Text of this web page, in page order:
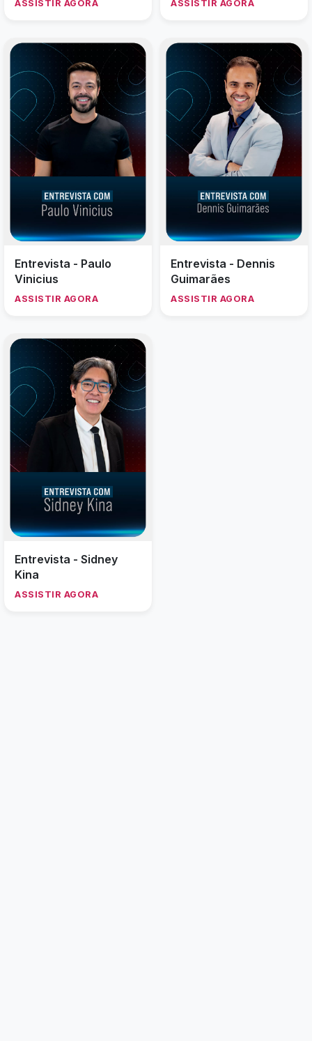
ASSISTIR AGORA ASSISTIR AGORA
Entrevista - Paulo
Vinicius
ASSISTIR AGORA
Entrevista - Dennis
Guimarães
ASSISTIR AGORA
Entrevista - Sidney
Kina
ASSISTIR AGORA